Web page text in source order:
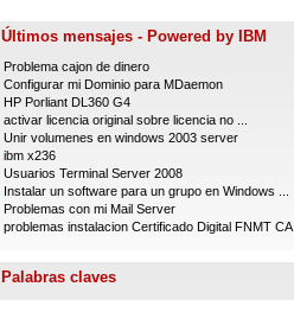
Últimos mensajes - Powered by IBM
Problema cajon de dinero
Configurar mi Dominio para MDaemon
HP Porliant DL360 G4
activar licencia original sobre licencia no ...
Unir volumenes en windows 2003 server
ibm x236
Usuarios Terminal Server 2008
Instalar un software para un grupo en Windows ...
Problemas con mi Mail Server
problemas instalacion Certificado Digital FNMT CA
Palabras claves